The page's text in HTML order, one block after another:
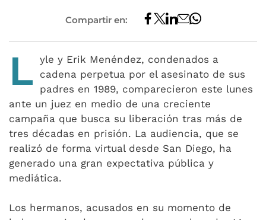
Compartir en:
L yle y Erik Menéndez, condenados a
cadena perpetua por el asesinato de sus
padres en 1989, comparecieron este lunes
ante un juez en medio de una creciente
campaña que busca su liberación tras más de
tres décadas en prisión. La audiencia, que se
realizó de forma virtual desde San Diego, ha
generado una gran expectativa pública y
mediática.
Los hermanos, acusados en su momento de